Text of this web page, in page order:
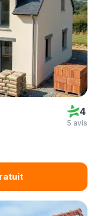
4
5 avis